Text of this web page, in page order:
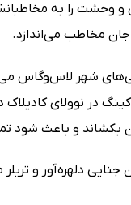
وحشت را به
جان مخاطب می‌اندازد.
شهر لاس‌وگاس
در نوولای
بکشاند و باعث شود
جنایی دلهره‌آور و